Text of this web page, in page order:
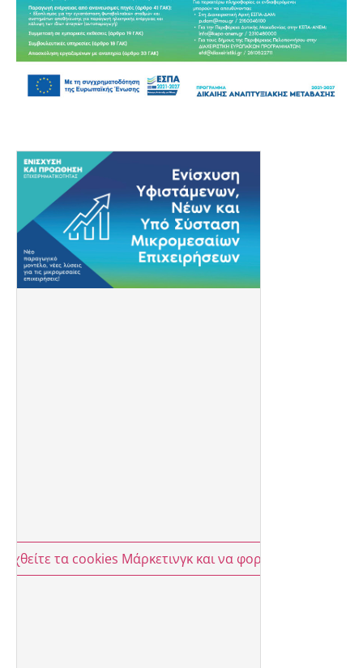
τα cookies Μάρκετινγκ και να φορτώσετε αυτό το